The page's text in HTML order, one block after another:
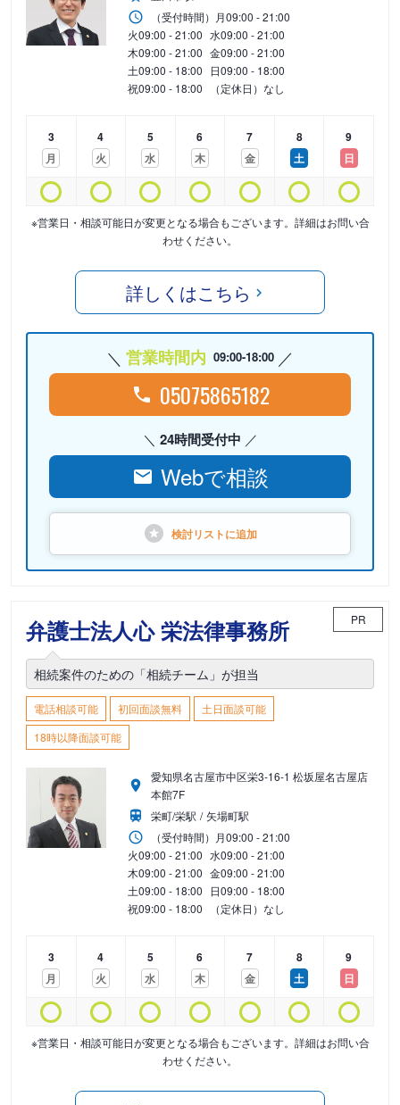
（受付時間） 月09:00 - 21:00
火09:00 - 21:00 水09:00 - 21:00
木09:00 - 21:00 金09:00 - 21:00
土09:00 - 18:00 日09:00 - 18:00
祝09:00 - 18:00 （定休日）なし
3
月
4
火
5
水
6
木
7
金
8
土
9
日
※営業日・相談可能日が変更となる場合もございます。詳細はお問い合
わせください。
詳しくはこちら
営業時間内 09:00-18:00
05075865182
24時間受付中
Webで相談
検討リストに追加
弁護士法人心 栄法律事務所 PR
相続案件のための「相続チーム」が担当
電話相談可能 初回面談無料
土日面談可能
18時以降面談可能
愛知県名古屋市中区栄3-16-1 松坂屋名古屋店
本館7F
栄町/栄駅
矢場町駅
（受付時間） 月09:00 - 21:00
火09:00 - 21:00 水09:00 - 21:00
木09:00 - 21:00 金09:00 - 21:00
土09:00 - 18:00 日09:00 - 18:00
祝09:00 - 18:00 （定休日）なし
3
月
4
火
5
水
6
木
7
金
8
土
9
日
※営業日・相談可能日が変更となる場合もございます。詳細はお問い合
わせください。